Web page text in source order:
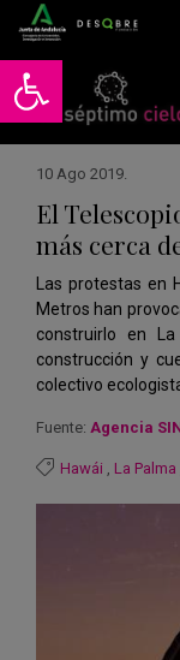
Abrir barra de
10 Ago 2019.
El
más cerca
Las protestas en
Metros han
construirlo en
construcción y
colectivo
Fuente: Agencia
Hawái , La Palma